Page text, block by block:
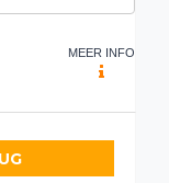
MEER INFO